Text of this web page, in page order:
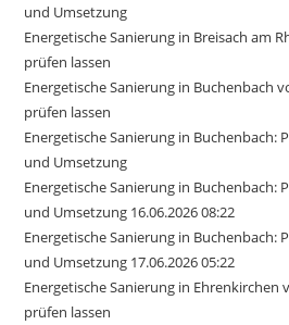
und Umsetzung
Energetische Sanierung in Breisach am
prüfen lassen
Energetische Sanierung in Buchenbach
prüfen lassen
Energetische Sanierung in Buchenbach:
und Umsetzung
Energetische Sanierung in Buchenbach:
und Umsetzung 16.06.2026 08:22
Energetische Sanierung in Buchenbach:
und Umsetzung 17.06.2026 05:22
Energetische Sanierung in Ehrenkirchen
prüfen lassen